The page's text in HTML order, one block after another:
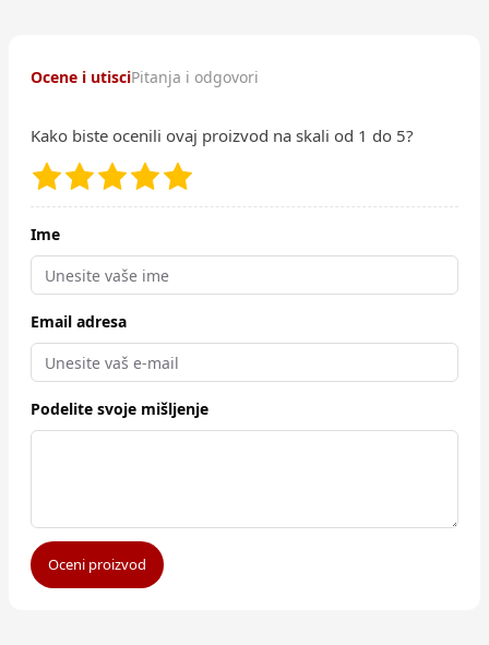
Ocene i utisciPitanja i odgovori
Kako biste ocenili ovaj proizvod na skali od 1 do 5?
Ime
Email adresa
Podelite svoje mišljenje
Oceni proizvod